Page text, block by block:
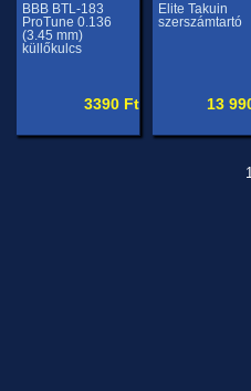
BBB BTL-183
ProTune 0.136
(3.45 mm)
küllőkulcs
3390 Ft
Elite Takuin
szerszámtartó
13